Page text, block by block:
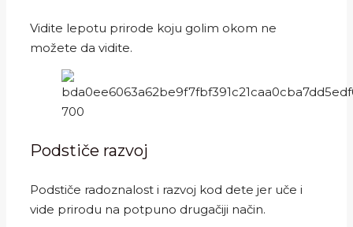
Vidite lepotu prirode koju golim okom ne
možete da vidite.
Podstiče razvoj
Podstiče radoznalost i razvoj kod dete jer uče i
vide prirodu na potpuno drugačiji način.